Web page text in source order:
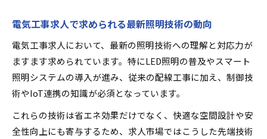
電気工事士が転職で収入を上げる実践ポイント
求人市場で評価されるキャリアアップの秘訣
年収1000万円も目指せる電気工事求人の条件
電気工事求人が今注目される理由と将来性
電気工事求人が注目される背景と今後の展望
照明技術の需要拡大が求人を後押しする理由
求人市場で電気工事士が勝ち組とされる要因
電気工事求人で求められる最新照明技術の動向
電気工事求人において、最新の照明技術への理解と対応力が
ますます求められています。特にLED照明の普及やスマート
照明システムの導入が進み、従来の配線工事に加え、制御技
術やIoT連携の知識が必須となっています。
これらの技術は省エネ効果だけでなく、快適な空間設計や安
全性向上にも寄与するため、求人市場ではこうした先端技術